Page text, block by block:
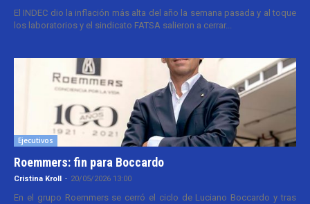
El INDEC dio la inflación más alta del año la semana pasada y al toque
los laboratorios y el sindicato FATSA salieron a cerrar...
Ejecutivos
Roemmers: fin para Boccardo
Cristina Kroll - 20/05/2026 13:00
En el grupo Roemmers se cerró el ciclo de Luciano Boccardo y tras